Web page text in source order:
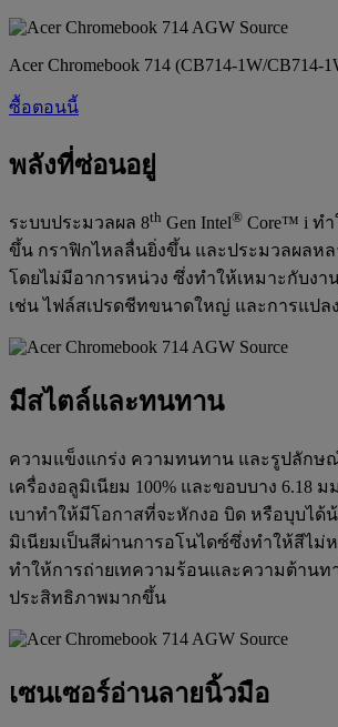
Acer Chromebook 714 (CB714-1W/CB714-
ซื้อตอนนี้
พลังที่ซ่อนอยู่
ระบบประมวลผล 8th Gen Intel® Core™ i ทำ
ขึ้น กราฟิกไหลลื่นยิ่งขึ้น และประมวลผลห
โดยไม่มีอาการหน่วง ซึ่งทำให้เหมาะกับง
เช่น ไฟล์สเปรดชีทขนาดใหญ่ และการแปล
มีสไตล์และทนทาน
ความแข็งแกร่ง ความทนทาน และรูปลักษ
เครื่องอลูมิเนียม 100% และขอบบาง 6.18
เบาทำให้มีโอกาสที่จะหักงอ บิด หรือบุบได้
มิเนียมเป็นสีผ่านการอโนไดซ์ซึ่งทำให้สีไม่
ทำให้การถ่ายเทความร้อนและความต้าน
ประสิทธิภาพมากขึ้น
เซนเซอร์อ่านลายนิ้วมือ